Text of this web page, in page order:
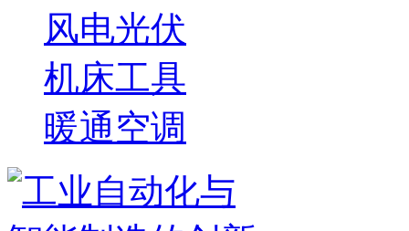
风电光伏
机床工具
暖通空调